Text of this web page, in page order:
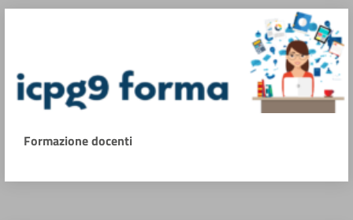
Formazione docenti